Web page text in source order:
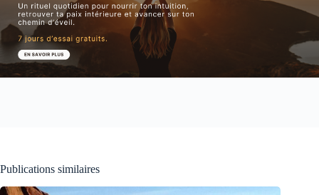
Publications similaires